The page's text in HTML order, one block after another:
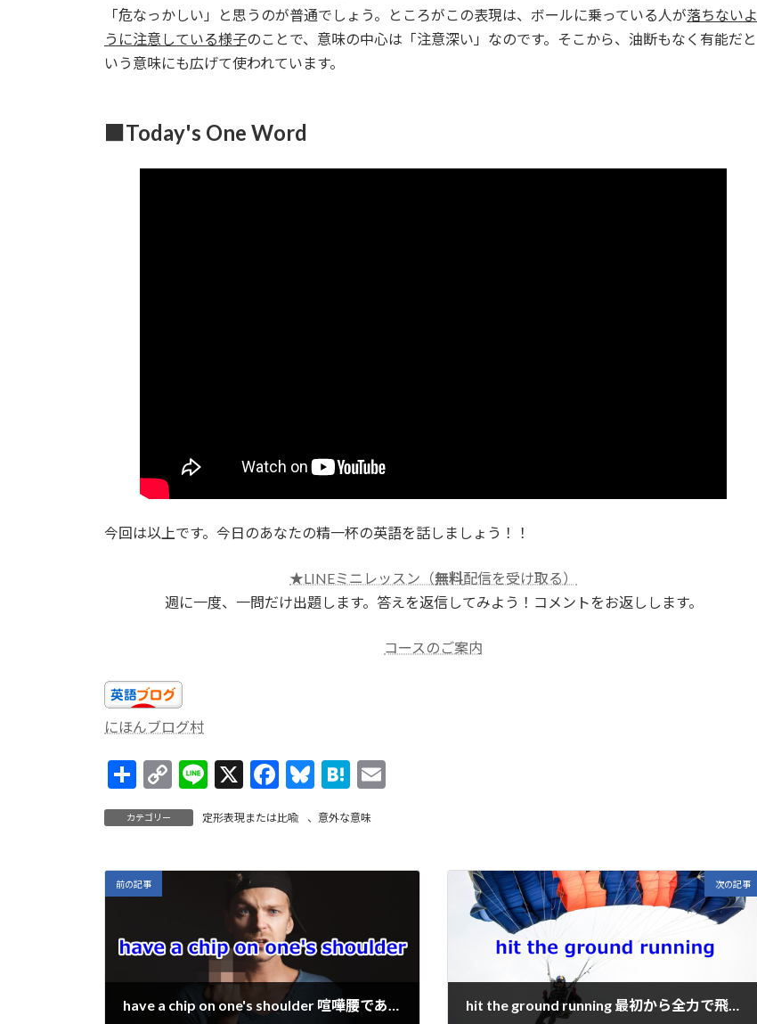
「危なっかしい」と思うのが普通でしょう。ところがこの表現は、ボールに乗っている人が落ちないよ
うに注意している様子のことで、意味の中心は「注意深い」なのです。そこから、油断もなく有能だと
いう意味にも広げて使われています。
■Today's One Word
今回は以上です。今日のあなたの精一杯の英語を話しましょう！！
★LINEミニレッスン（無料配信を受け取る）
週に一度、一問だけ出題します。答えを返信してみよう！コメントをお返しします。
コースのご案内
にほんブログ村
C
o
p
k
Li
e
X
F
e
o
o
k
Bl
es
H
e
共
有
カテゴリー 定形表現または比喩 、 意外な意味
前の記事
have a chip on one's shoulder 喧嘩腰である
次の記事
hit the ground running 最初から全力で飛ばす